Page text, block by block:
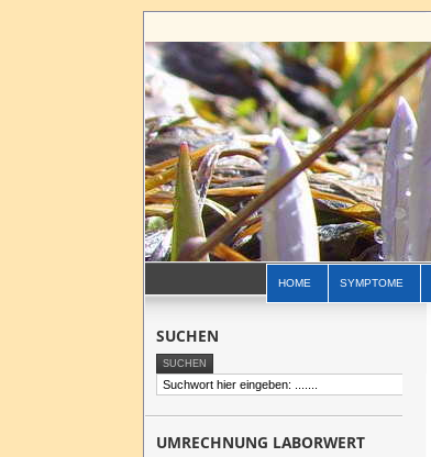
HOME SYMPTOME
SUCHEN
UMRECHNUNG LABORWERT